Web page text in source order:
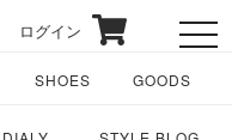
ログイン
SHOES GOODS